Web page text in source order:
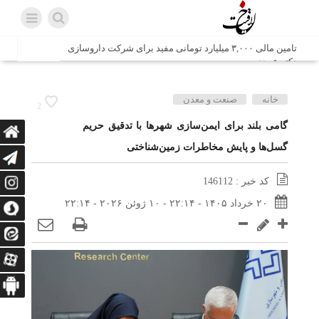
تامین مالی ۳,۰۰۰ میلیارد تومانی مفید برای شرکت داروسازی
دکتر عبیدی
شش وزیر کابینه پاکستان با حضور در سفارت ایران در اسلام
اتابک: ظرفیت های جدید همکاری‌های تجاری ایران و پاکستان با
محوریت بخش خصوصی فعال می‌شود
در مسیر جا‌مانده‌ها، دل‌ها به کربلا رسیده است
وزیر صمت خواستار پیگیری کانتینرهای ایرانی در بندر کراچی
شد / تجارت ۱۰ میلیارد دلاری ایران و پاکستان
هدیه ویژه همراهی اربعین شرکت مخابرات ایران؛ «نگارا»
ارتباط زائران را آسان‌تر می‌کند
زائران اربعین با کد ملی، خط تلفن ثابت رایگان با تلفن همراه
2
خانه صنعت و معدن
گامی بلند برای ایمن‌سازی شهرها با تدقیق حریم
گسل‌ها و پایش مخاطرات زمین‌شناختی
کد خبر : 146112
۲۰ خرداد ۱۴۰۵ - ۲۲:۱۴ - ۱۰ ژوئن ۲۰۲۶ - ۲۲:۱۴